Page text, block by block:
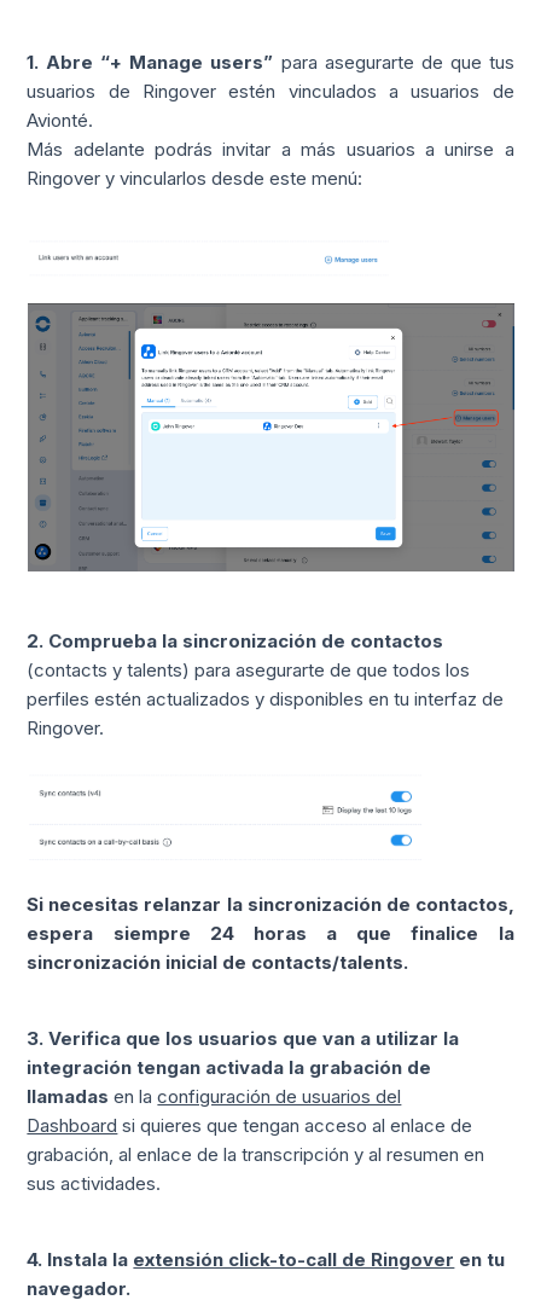
1. Abre “+ Manage users” para asegurarte de que tus
usuarios de Ringover estén vinculados a usuarios de
Avionté.
Más adelante podrás invitar a más usuarios a unirse a
Ringover y vincularlos desde este menú:
2. Comprueba la sincronización de contactos
(contacts y talents) para asegurarte de que todos los
perfiles estén actualizados y disponibles en tu interfaz de
Ringover.
Si necesitas relanzar la sincronización de contactos,
espera siempre 24 horas a que finalice la
sincronización inicial de contacts/talents.
3. Verifica que los usuarios que van a utilizar la
integración tengan activada la grabación de
llamadas en laconfiguración de usuarios del
Dashboard si quieres que tengan acceso al enlace de
grabación, al enlace de la transcripción y al resumen en
sus actividades.
4. Instala la extensión click-to-call de Ringover en tu
navegador.